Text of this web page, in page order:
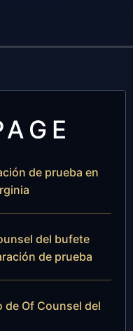
de prueba en
del bufete
de prueba
de Of Counsel del